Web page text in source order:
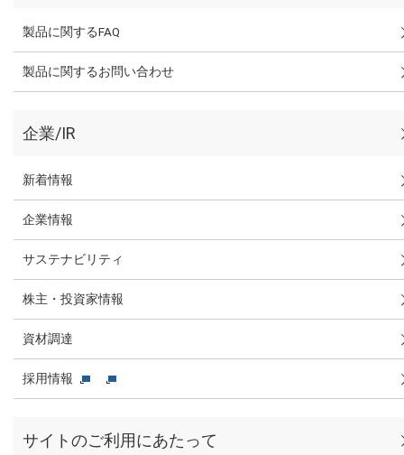
製品に関するFAQ
製品に関するお問い合わせ
企業/IR
新着情報
企業情報
サステナビリティ
株主・投資家情報
資材調達
採用情報
サイトのご利用にあたって